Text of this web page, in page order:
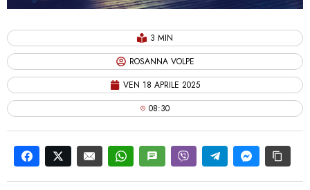
3 MIN
ROSANNA VOLPE
VEN 18 APRILE 2025
08:30